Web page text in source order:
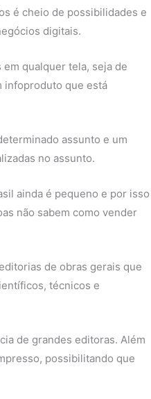
é cheio de possibilidades e
digitais.
qualquer tela, seja de
infoproduto que está
assunto e um
no assunto.
ainda é pequeno e por isso
não sabem como vender
de obras gerais que
técnicos e
de grandes editoras. Além
possibilitando que